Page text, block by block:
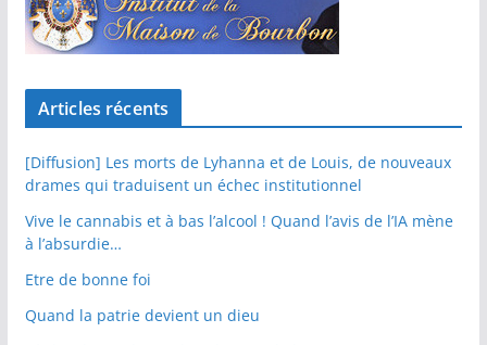
Articles récents
[Diffusion] Les morts de Lyhanna et de Louis, de nouveaux
drames qui traduisent un échec institutionnel
Vive le cannabis et à bas l’alcool ! Quand l’avis de l’IA mène
à l’absurdie…
Etre de bonne foi
Quand la patrie devient un dieu